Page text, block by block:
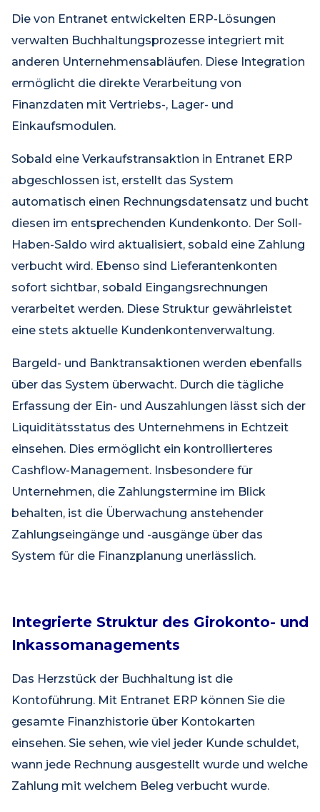
Die von Entranet entwickelten ERP-Lösungen
verwalten Buchhaltungsprozesse integriert mit
anderen Unternehmensabläufen. Diese Integration
ermöglicht die direkte Verarbeitung von
Finanzdaten mit Vertriebs-, Lager- und
Einkaufsmodulen.
Sobald eine Verkaufstransaktion in Entranet ERP
abgeschlossen ist, erstellt das System
automatisch einen Rechnungsdatensatz und bucht
diesen im entsprechenden Kundenkonto. Der Soll-
Haben-Saldo wird aktualisiert, sobald eine Zahlung
verbucht wird. Ebenso sind Lieferantenkonten
sofort sichtbar, sobald Eingangsrechnungen
verarbeitet werden. Diese Struktur gewährleistet
eine stets aktuelle Kundenkontenverwaltung.
Bargeld- und Banktransaktionen werden ebenfalls
über das System überwacht. Durch die tägliche
Erfassung der Ein- und Auszahlungen lässt sich der
Liquiditätsstatus des Unternehmens in Echtzeit
einsehen. Dies ermöglicht ein kontrollierteres
Cashflow-Management. Insbesondere für
Unternehmen, die Zahlungstermine im Blick
behalten, ist die Überwachung anstehender
Zahlungseingänge und -ausgänge über das
System für die Finanzplanung unerlässlich.
Integrierte Struktur des Girokonto- und
Inkassomanagements
Das Herzstück der Buchhaltung ist die
Kontoführung. Mit Entranet ERP können Sie die
gesamte Finanzhistorie über Kontokarten
einsehen. Sie sehen, wie viel jeder Kunde schuldet,
wann jede Rechnung ausgestellt wurde und welche
Zahlung mit welchem Beleg verbucht wurde.